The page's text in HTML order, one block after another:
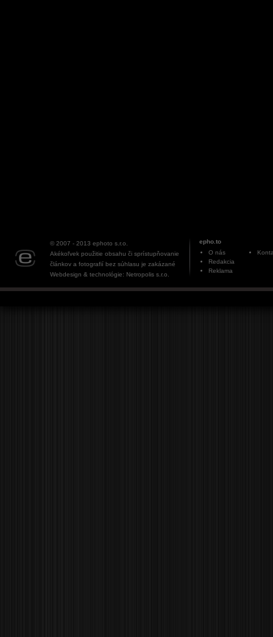
© 2007 - 2013 ephoto s.r.o.
Akékoľvek použitie obsahu či sprístupňovanie
článkov a fotografií bez súhlasu je zakázané
Webdesign & technológie: Netropolis s.r.o.
epho.to
O nás
Redakcia
Reklama